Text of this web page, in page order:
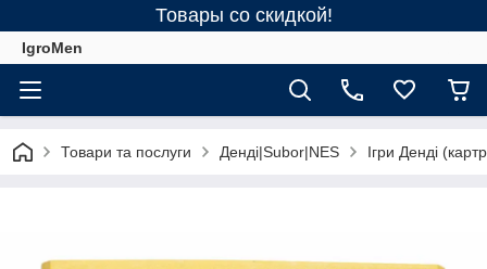
Товары со скидкой!
IgroMen
Товари та послуги Денді|Subor|NES Ігри Денді